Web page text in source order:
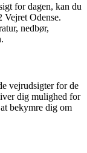
for dagen, kan du
Odense.
nedbør,
vejrudsigter for de
dig mulighed for
bekymre dig om